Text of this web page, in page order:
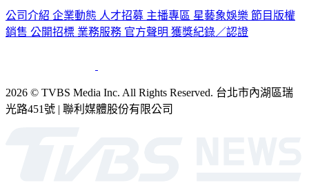
公司介紹 企業動態 人才招募 主播專區 星藝象娛樂 節目版權
銷售 公開招標 業務服務 官方聲明 獲獎紀錄／認證
2026 © TVBS Media Inc. All Rights Reserved. 台北市內湖區瑞
光路451號 | 聯利媒體股份有限公司